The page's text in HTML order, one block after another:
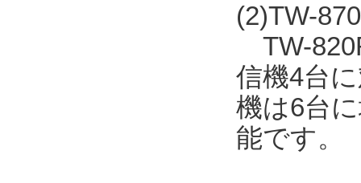
(2)TW-
TW-
信機4台
機は6台
能です。